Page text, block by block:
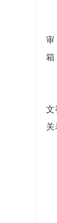
审
箱
文
关